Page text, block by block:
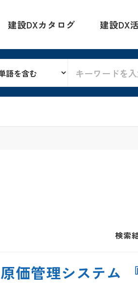
建設DXカタログ 建設DX
検索
原価管理システム